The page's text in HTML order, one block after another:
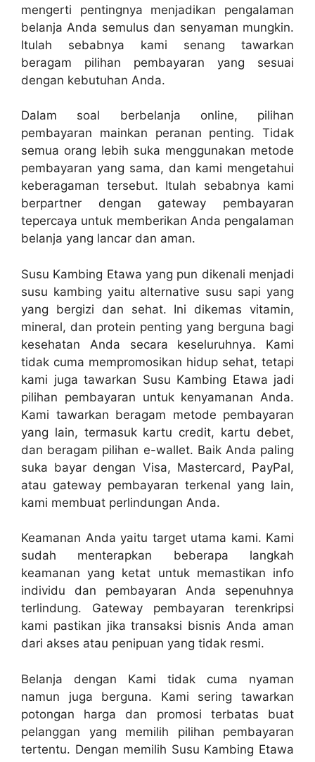
mengerti pentingnya menjadikan pengalaman
belanja Anda semulus dan senyaman mungkin.
Itulah sebabnya kami senang tawarkan
beragam pilihan pembayaran yang sesuai
dengan kebutuhan Anda.
Dalam soal berbelanja online, pilihan
pembayaran mainkan peranan penting. Tidak
semua orang lebih suka menggunakan metode
pembayaran yang sama, dan kami mengetahui
keberagaman tersebut. Itulah sebabnya kami
berpartner dengan gateway pembayaran
tepercaya untuk memberikan Anda pengalaman
belanja yang lancar dan aman.
Susu Kambing Etawa yang pun dikenali menjadi
susu kambing yaitu alternative susu sapi yang
yang bergizi dan sehat. Ini dikemas vitamin,
mineral, dan protein penting yang berguna bagi
kesehatan Anda secara keseluruhnya. Kami
tidak cuma mempromosikan hidup sehat, tetapi
kami juga tawarkan Susu Kambing Etawa jadi
pilihan pembayaran untuk kenyamanan Anda.
Kami tawarkan beragam metode pembayaran
yang lain, termasuk kartu credit, kartu debet,
dan beragam pilihan e-wallet. Baik Anda paling
suka bayar dengan Visa, Mastercard, PayPal,
atau gateway pembayaran terkenal yang lain,
kami membuat perlindungan Anda.
Keamanan Anda yaitu target utama kami. Kami
sudah menterapkan beberapa langkah
keamanan yang ketat untuk memastikan info
individu dan pembayaran Anda sepenuhnya
terlindung. Gateway pembayaran terenkripsi
kami pastikan jika transaksi bisnis Anda aman
dari akses atau penipuan yang tidak resmi.
Belanja dengan Kami tidak cuma nyaman
namun juga berguna. Kami sering tawarkan
potongan harga dan promosi terbatas buat
pelanggan yang memilih pilihan pembayaran
tertentu. Dengan memilih Susu Kambing Etawa